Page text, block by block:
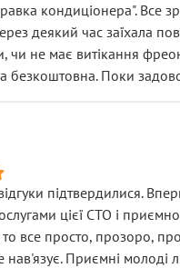
кондиціонера". Все
деякий час заїхала
чи не має витікання
безкоштовна. Поки
підтвердилися.
цієї СТО і
все просто, прозоро,
нав'язує. Приємні молоді